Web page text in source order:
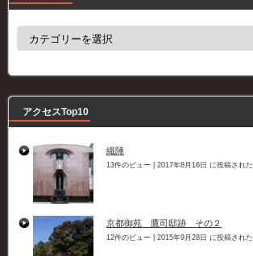
カ
ー
アクセスTop10
織陣
13件のビュー 2017年8月16日 に投稿された
京都御苑 鷹司邸跡 その２
12件のビュー 2015年9月28日 に投稿された